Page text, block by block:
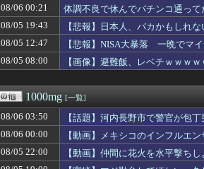
【悲報】元キャバ嬢、K-POPアイドルに貢ぎ
【謎】一番手Vグループはなぜ任天堂からあそ
【朗報】人気美少女声優の大西沙織ちゃん、
家に帰ってきた時サウナみたいになってるしエ
【悲報】大ヒット同人開発者、売上の入金を銀
【高校野球】札幌日大、仙台育英相手に善戦も
【画像】数年前の米、5kg1150円wwww
カービィの能力強さTOP10教えたるｗｗｗｗｗ
女の顔になった川﨑桜ちゃん、ガチでエグいっ
【神設備】ラカータ大宮駅前店の神セレコー
子育てが一段落しふと元カレのことが懐かしく
【にじさんじ】リゼの登録者100万人記念グッ
三山賀子アナ、横から乳見えそう！おっぱい
08/06 00:21
体調不良で休んでパチンコ通っ
08/05 19:43
【悲報】日本人、バカかもしれ
08/05 12:47
【悲報】NISA大暴落 一晩でマ
08/05 08:00
【画像】避難飯、レベチｗｗｗ
1000mg [一覧]
08/06 03:50
【話題】河内長野市で警官が包
08/06 00:00
【動画】メキシコのインフルエ
08/05 22:00
【動画】仲間に花火を水平撃ち